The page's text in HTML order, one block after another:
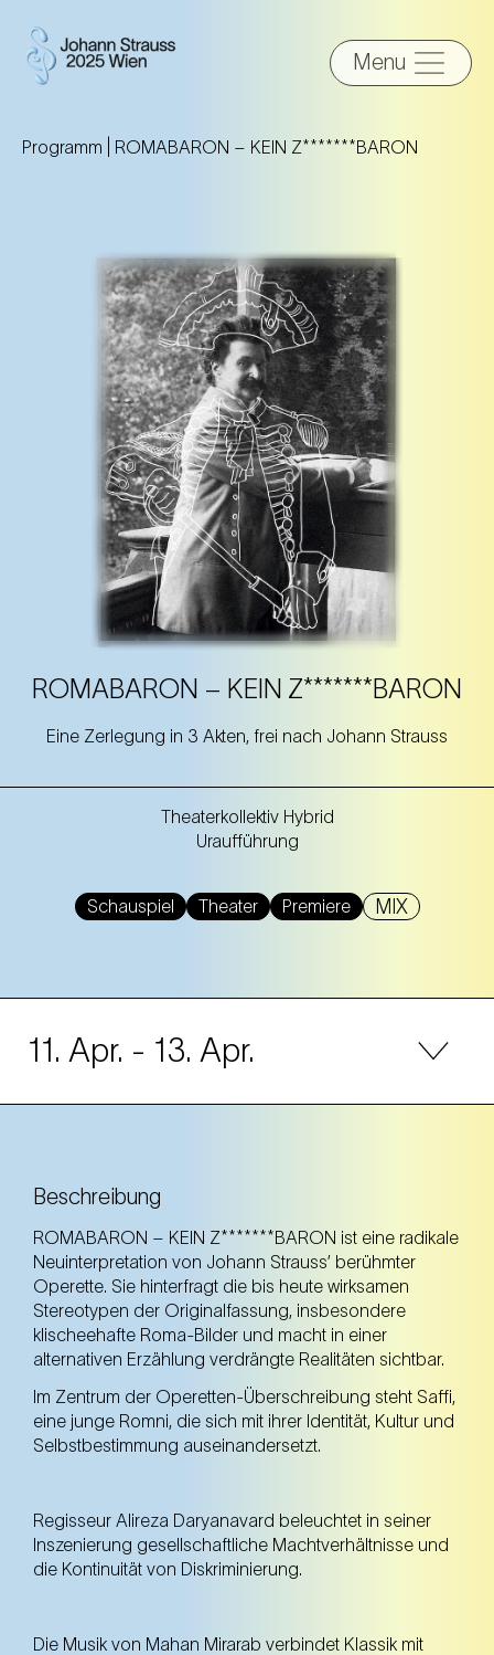
Menu
Programm | ROMABARON – KEIN Z*******BARON
ROMABARON – KEIN Z*******BARON
Eine Zerlegung in 3 Akten, frei nach Johann Strauss
Theaterkollektiv Hybrid
Uraufführung
Schauspiel Theater Premiere MIX
11. Apr. - 13. Apr.
TQW Halle G (7. Bezirk)
Ticket kaufen
12. Apr.
Samstag
19.30 Uhr
TQW Halle G (7. Bezirk)
TQW Halle G (7. Bezirk)
Publikumsgespräch nach der Vorstellung
Beschreibung
ROMABARON – KEIN Z*******BARON ist eine radikale
Neuinterpretation von Johann Strauss’ berühmter
Operette. Sie hinterfragt die bis heute wirksamen
Stereotypen der Originalfassung, insbesondere
klischeehafte Roma-Bilder und macht in einer
alternativen Erzählung verdrängte Realitäten sichtbar.
Im Zentrum der Operetten-Überschreibung steht Saffi,
eine junge Romni, die sich mit ihrer Identität, Kultur und
Selbstbestimmung auseinandersetzt.
Regisseur Alireza Daryanavard beleuchtet in seiner
Inszenierung gesellschaftliche Machtverhältnisse und
die Kontinuität von Diskriminierung.
Die Musik von Mahan Mirarab verbindet Klassik mit